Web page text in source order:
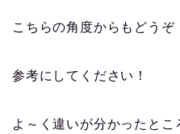
こちらの角度からもどうぞ
参考にしてください！
よ～く違いが分かったとこ